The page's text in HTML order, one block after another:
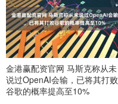
金港赢配资官网 马斯克称从未
说过OpenAI会输，已将其打败
谷歌的概率提高至10%